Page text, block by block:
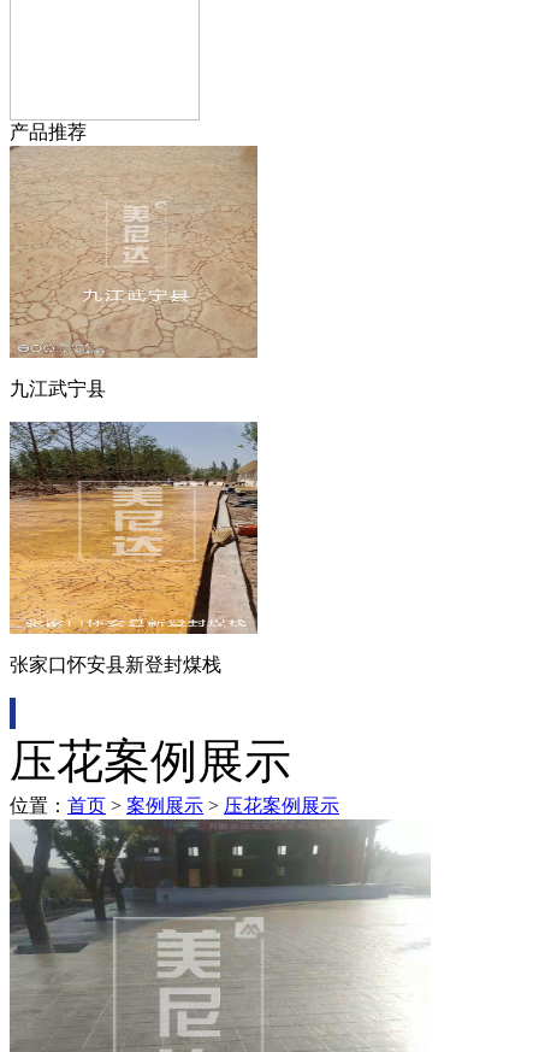
产品推荐
九江武宁县
张家口怀安县新登封煤栈
压花案例展示
位置： 首页 > 案例展示 > 压花案例展示